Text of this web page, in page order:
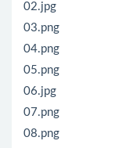
02.jpg
03.png
04.png
05.png
06.jpg
07.png
08.png